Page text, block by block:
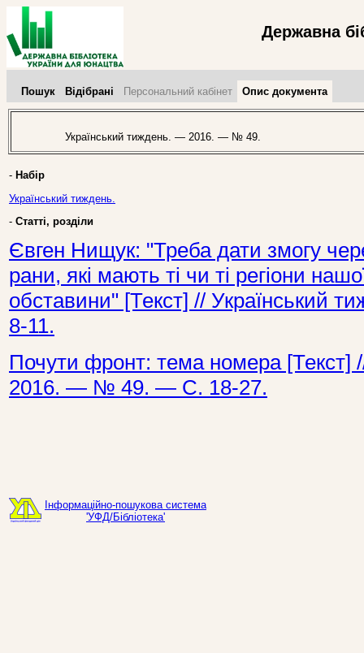
Державна
Пошук Відібрані Персональний кабінет Опис документа
Український тиждень. — 2016. — № 49.
- Набір
Український тиждень.
- Статті, розділи
Євген Нищук: "Треба дати змогу
рани, які мають ті чи ті регіони
обставини" [Текст] //
8-11.
Почути фронт: тема номера [Текст]
2016. — № 49. — С. 18-27.
Інформаційно-пошукова система
'УФД/Бібліотека'